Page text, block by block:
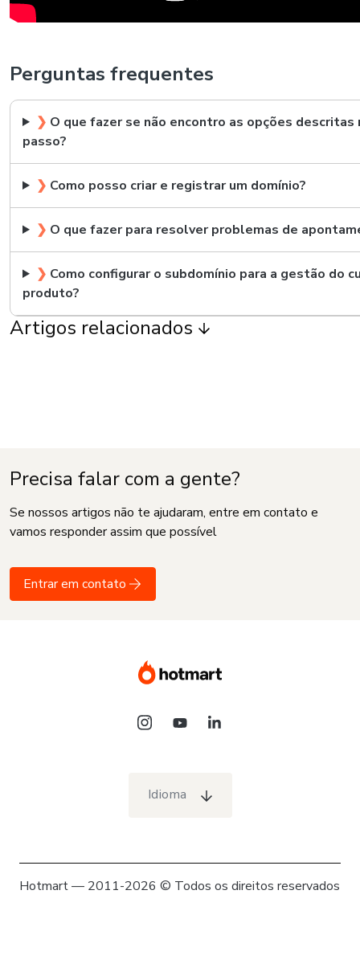
Perguntas frequentes
❯ O que fazer se não encontro as opções descritas
passo?
❯ Como posso criar e registrar um domínio?
❯ O que fazer para resolver problemas de
❯ Como configurar o subdomínio para a gestão do
produto?
Artigos relacionados
Precisa falar com a gente?
Se nossos artigos não te ajudaram, entre em contato e
vamos responder assim que possível
Entrar em contato
Idioma
Hotmart — 2011-2026 © Todos os direitos reservados